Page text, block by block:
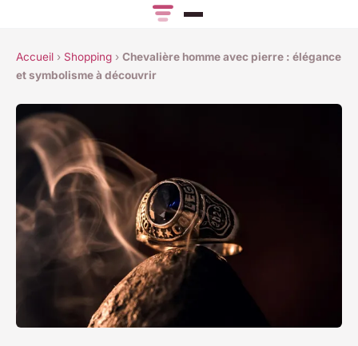
Accueil › Shopping › Chevalière homme avec pierre : élégance
et symbolisme à découvrir